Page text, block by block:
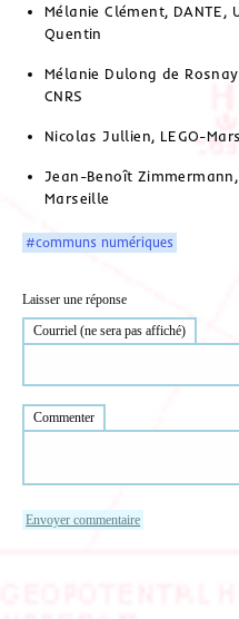
Mélanie Clément, DANTE,
Quentin
Mélanie Dulong de
CNRS
Nicolas Jullien, LEGO-
Jean-Benoît Zimmermann,
Marseille
#communs numériques
Laisser une réponse
Courriel (ne sera pas affiché)
Commenter